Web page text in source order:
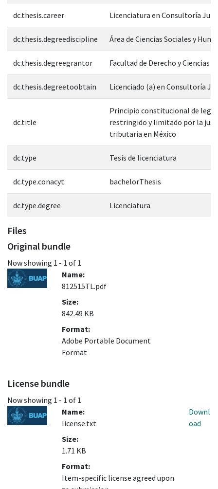
dc.thesis.career Licenciatura en Consultoría
dc.thesis.degreediscipline Área de Ciencias Sociales y
dc.thesis.degreegrantor Facultad de Derecho y Ciencias
dc.thesis.degreetoobtain Licenciado (a) en Consultoría
dc.title
Principio constitucional de
restringido y limitado por la
tributaria en México
dc.type Tesis de licenciatura
dc.type.conacyt bachelorThesis
dc.type.degree Licenciatura
Files
Original bundle
Now showing 1 - 1 of 1
Name:
812515TL.pdf
Size:
842.49 KB
Format:
Adobe Portable Document
Format
License bundle
Now showing 1 - 1 of 1
Name:
license.txt
Size:
1.71 KB
Format:
Item-specific license agreed upon
Downl
oad